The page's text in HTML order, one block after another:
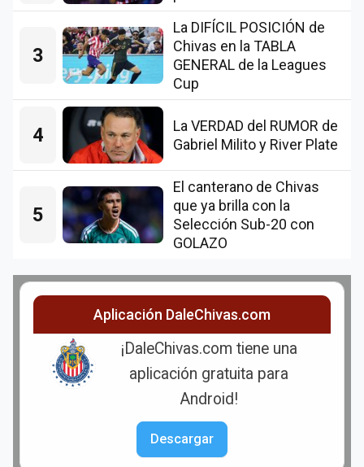
3
La DIFÍCIL POSICIÓN de
Chivas en la TABLA
GENERAL de la Leagues
Cup
4
La VERDAD del RUMOR de
Gabriel Milito y River Plate
5
El canterano de Chivas
que ya brilla con la
Selección Sub-20 con
GOLAZO
Aplicación DaleChivas.com
¡DaleChivas.com tiene una
aplicación gratuita para
Android!
Descargar